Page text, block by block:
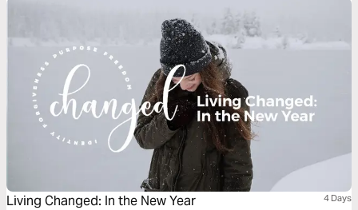
Living Changed: In the New Year 4 Days